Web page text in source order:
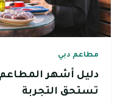
مطاعم دبي
دليل أشهر المطاعم
تستحق التجربة